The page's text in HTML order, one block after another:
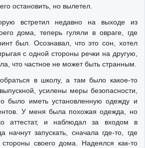
остановить, но вылетел.
встретил недавно на выходе из
дома, теперь гуляли в овраге, где
был. Осознавал, что это сон, хотел
с одной стороны речки на другую,
что частное не может быть странным.
в школу, а там было какое-то
усилены меры безопасности,
было иметь установленную одежду и
У меня была похожая одежда, но
аттестат, и наблюдал за входом в
начнут запускать, сначала где-то, где
своего дома. Надеялся как-то